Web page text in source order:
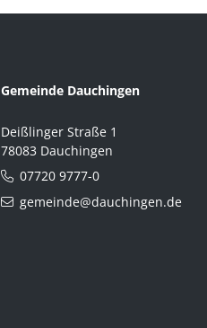
Gemeinde Dauchingen
Deißlinger Straße 1
78083 Dauchingen
07720 9777-0
gemeinde@dauchingen.de